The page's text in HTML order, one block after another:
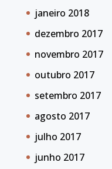
janeiro 2018
dezembro 2017
novembro 2017
outubro 2017
setembro 2017
agosto 2017
julho 2017
junho 2017